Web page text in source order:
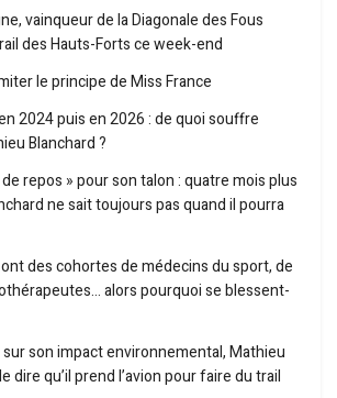
vainqueur de la Diagonale des Fous
des Hauts-Forts ce week-end
le principe de Miss France
2024 puis en 2026 : de quoi souffre
Blanchard ?
repos » pour son talon : quatre mois plus
ne sait toujours pas quand il pourra
des cohortes de médecins du sport, de
alors pourquoi se blessent-
son impact environnemental, Mathieu
dire qu’il prend l’avion pour faire du trail